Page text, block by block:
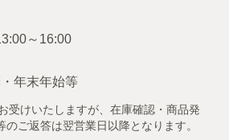
年末年始等
けいたしますが、在庫確認・商品発
ご返答は翌営業日以降となります。